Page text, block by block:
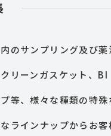
のサンプリング及び
リーンガスケット、
等、様々な種類の特殊
ラインナップからお客